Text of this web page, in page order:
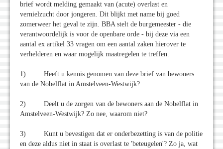
brief wordt melding gemaakt van (acute) overlast en
vernielzucht door jongeren. Dit blijkt met name bij goed
zomerweer het geval te zijn. BBA stelt de burgemeester - die
verantwoordelijk is voor de openbare orde - bij deze via een
aantal ex artikel 33 vragen om een aantal zaken hierover te
verhelderen en waar mogelijk maatregelen te treffen.
1) Heeft u kennis genomen van deze brief van bewoners
van de Nobelflat in Amstelveen-Westwijk?
2) Deelt u de zorgen van de bewoners aan de Nobelflat in
Amstelveen-Westwijk? Zo nee, waarom niet?
3) Kunt u bevestigen dat er onderbezetting is van de politie
en deze aldus niet in staat is overlast te 'beteugelen'? Zo ja, wat